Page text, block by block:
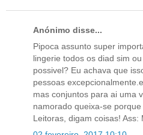
Anónimo disse...
Pipoca assunto super
lingerie todos os diad sim
possivel? Eu achava que
pessoas
mas conjuntos para ai uma
namorado queixa-se porque
Leitoras, digam coisas! Ass: